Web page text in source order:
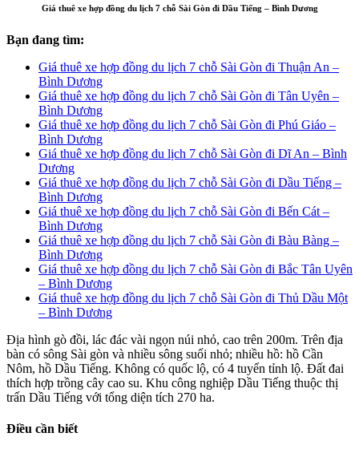
Giá thuê xe hợp đồng du lịch 7 chỗ Sài Gòn đi Dầu Tiếng – Bình Dương
Bạn đang tìm:
Giá thuê xe hợp đồng du lịch 7 chỗ Sài Gòn đi Thuận An –
Bình Dương
Giá thuê xe hợp đồng du lịch 7 chỗ Sài Gòn đi Tân Uyên –
Bình Dương
Giá thuê xe hợp đồng du lịch 7 chỗ Sài Gòn đi Phú Giáo –
Bình Dương
Giá thuê xe hợp đồng du lịch 7 chỗ Sài Gòn đi Dĩ An – Bình
Dương
Giá thuê xe hợp đồng du lịch 7 chỗ Sài Gòn đi Dầu Tiếng –
Bình Dương
Giá thuê xe hợp đồng du lịch 7 chỗ Sài Gòn đi Bến Cát –
Bình Dương
Giá thuê xe hợp đồng du lịch 7 chỗ Sài Gòn đi Bàu Bàng –
Bình Dương
Giá thuê xe hợp đồng du lịch 7 chỗ Sài Gòn đi Bắc Tân Uyên
– Bình Dương
Giá thuê xe hợp đồng du lịch 7 chỗ Sài Gòn đi Thủ Dầu Một
– Bình Dương
Địa hình gò đồi, lác đác vài ngọn núi nhỏ, cao trên 200m. Trên địa
bàn có sông Sài gòn và nhiều sông suối nhỏ; nhiều hồ: hồ Cần
Nôm, hồ Dầu Tiếng. Không có quốc lộ, có 4 tuyến tỉnh lộ. Đất đai
thích hợp trồng cây cao su. Khu công nghiệp Dầu Tiếng thuộc thị
trấn Dầu Tiếng với tổng diện tích 270 ha.
Điều cần biết